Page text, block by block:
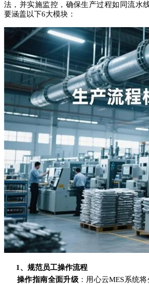
法，并实施监控，确保生产过程如同流水
要涵盖以下6大模块：
1、规范员工操作流程
操作指南全面升级：用心云MES系统